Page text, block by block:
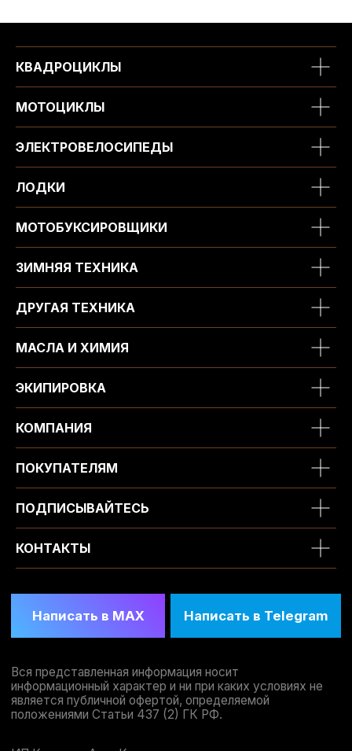
КВАДРОЦИКЛЫ
МОТОЦИКЛЫ
ЭЛЕКТРОВЕЛОСИПЕДЫ
ЛОДКИ
МОТОБУКСИРОВЩИКИ
ЗИМНЯЯ ТЕХНИКА
ДРУГАЯ ТЕХНИКА
МАСЛА И ХИМИЯ
ЭКИПИРОВКА
КОМПАНИЯ
ПОКУПАТЕЛЯМ
ПОДПИСЫВАЙТЕСЬ
КОНТАКТЫ